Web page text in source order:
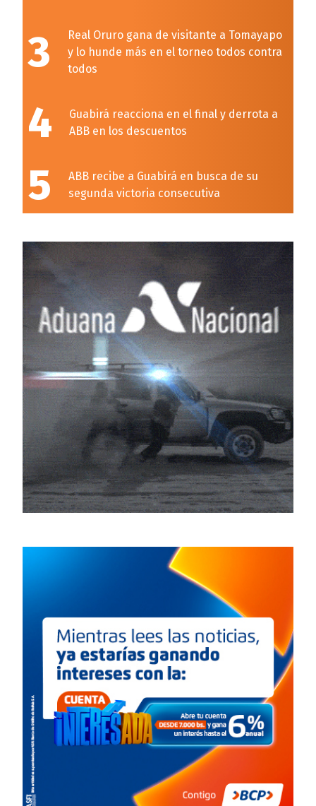
3
Real Oruro gana de visitante a Tomayapo
y lo hunde más en el torneo todos contra
todos
4
Guabirá reacciona en el final y derrota a
ABB en los descuentos
5
ABB recibe a Guabirá en busca de su
segunda victoria consecutiva